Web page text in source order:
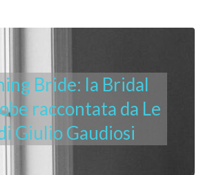
Bride: la Bridal
raccontata da Le
Giulio Gaudiosi